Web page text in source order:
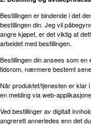
Bestillingen er bindende i det
bestillingen din. Jeg vil
angre kjøpet, er det viktig at
arbeidet med bestillingen.
Bestillingen din ansees som
tidsrom, nærmere bestemt
Når produktet/tjenesten er klar
en melding via web-
Ved bestillinger av digitalt
angrerett annerledes enn det